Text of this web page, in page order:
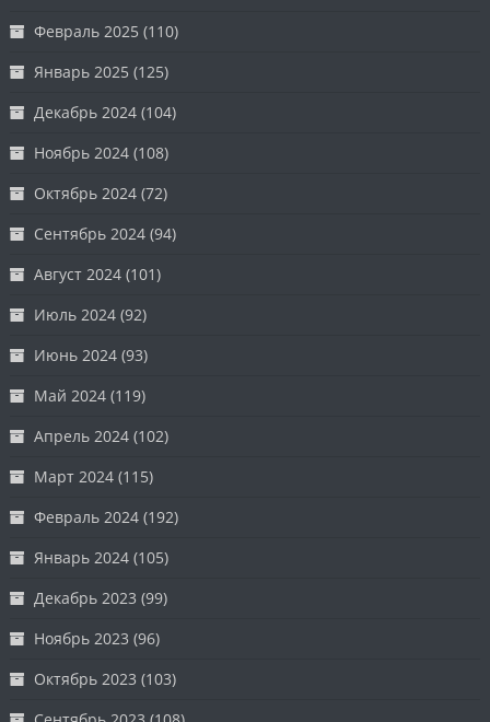
Февраль 2025 (110)
Январь 2025 (125)
Декабрь 2024 (104)
Ноябрь 2024 (108)
Октябрь 2024 (72)
Сентябрь 2024 (94)
Август 2024 (101)
Июль 2024 (92)
Июнь 2024 (93)
Май 2024 (119)
Апрель 2024 (102)
Март 2024 (115)
Февраль 2024 (192)
Январь 2024 (105)
Декабрь 2023 (99)
Ноябрь 2023 (96)
Октябрь 2023 (103)